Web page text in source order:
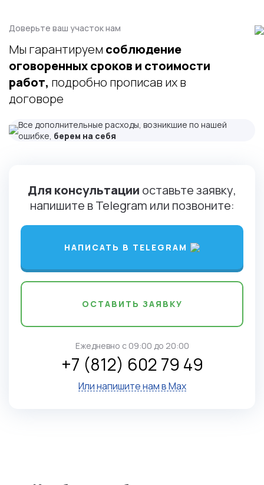
Доверьте ваш участок нам
Мы гарантируем соблюдение
оговоренных сроков и стоимости
работ, подробно прописав их в
договоре
Все дополнительные расходы, возникшие по нашей
ошибке, берем на себя
Для консультации оставьте заявку,
напишите в Telegram или позвоните:
НАПИСАТЬ В TELEGRAM
ОСТАВИТЬ ЗАЯВКУ
Ежедневно c 09:00 до 20:00
+7 (812) 602 79 49
Или напишите нам в Max